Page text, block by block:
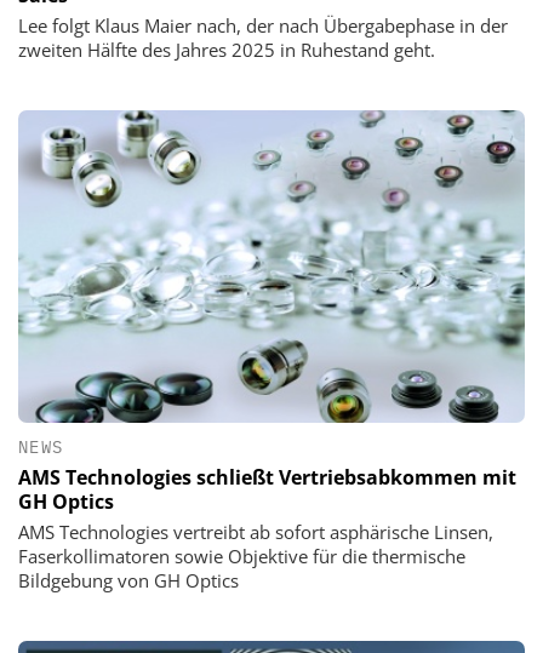
Lee folgt Klaus Maier nach, der nach Übergabephase in der
zweiten Hälfte des Jahres 2025 in Ruhestand geht.
NEWS
AMS Technologies schließt Vertriebsabkommen mit
GH Optics
AMS Technologies vertreibt ab sofort asphärische Linsen,
Faserkollimatoren sowie Objektive für die thermische
Bildgebung von GH Optics